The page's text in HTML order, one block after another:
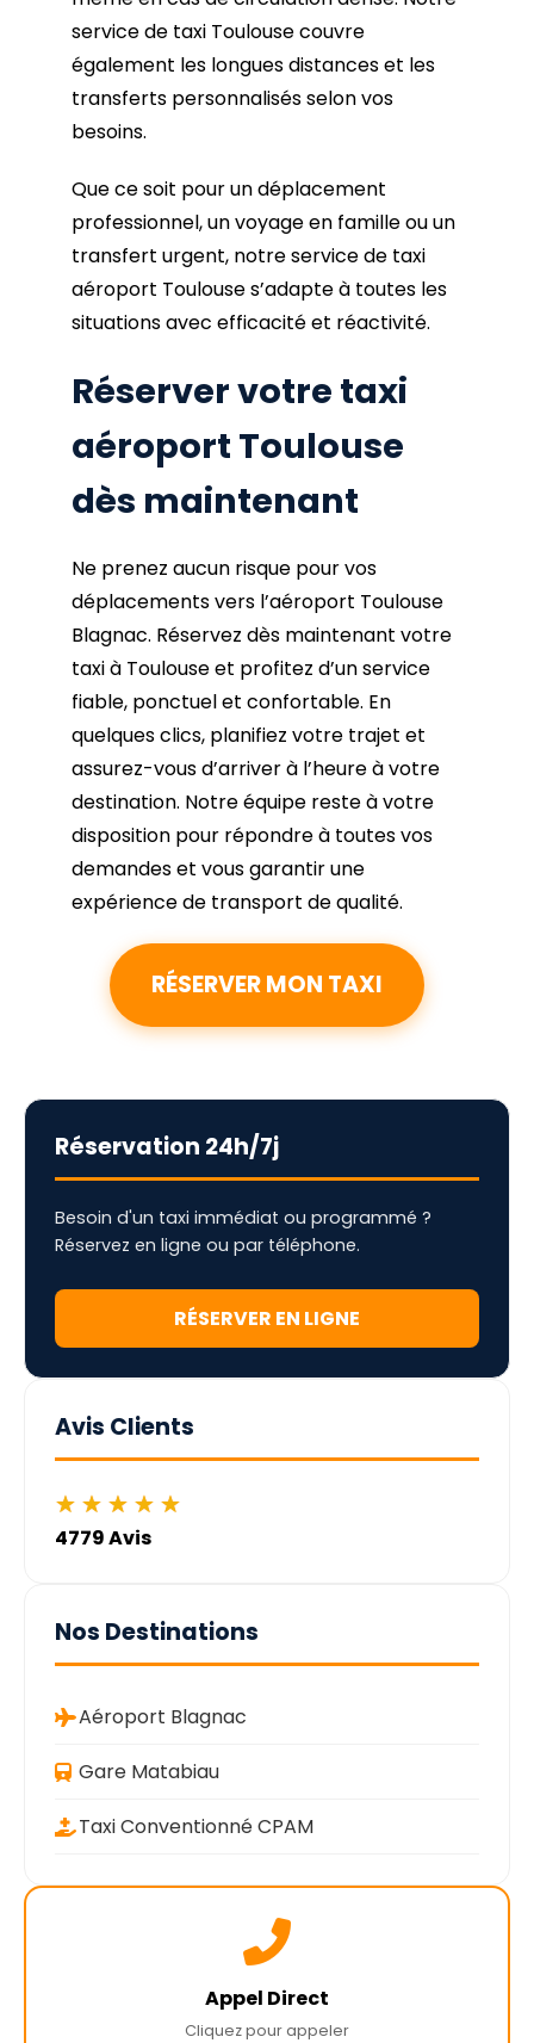
service de taxi Toulouse couvre
également les longues distances et les
transferts personnalisés selon vos
besoins.
Que ce soit pour un déplacement
professionnel, un voyage en famille ou un
transfert urgent, notre service de taxi
aéroport Toulouse s’adapte à toutes les
situations avec efficacité et réactivité.
Réserver votre taxi
aéroport Toulouse
dès maintenant
Ne prenez aucun risque pour vos
déplacements vers l’aéroport Toulouse
Blagnac. Réservez dès maintenant votre
taxi à Toulouse et profitez d’un service
fiable, ponctuel et confortable. En
quelques clics, planifiez votre trajet et
assurez-vous d’arriver à l’heure à votre
destination. Notre équipe reste à votre
disposition pour répondre à toutes vos
demandes et vous garantir une
expérience de transport de qualité.
RÉSERVER MON TAXI
Réservation 24h/7j
Besoin d'un taxi immédiat ou programmé ?
Réservez en ligne ou par téléphone.
RÉSERVER EN LIGNE
Avis Clients
★ ★ ★ ★ ★
4779 Avis
Nos Destinations
Aéroport Blagnac
Gare Matabiau
Taxi Conventionné CPAM
Appel Direct
Cliquez pour appeler